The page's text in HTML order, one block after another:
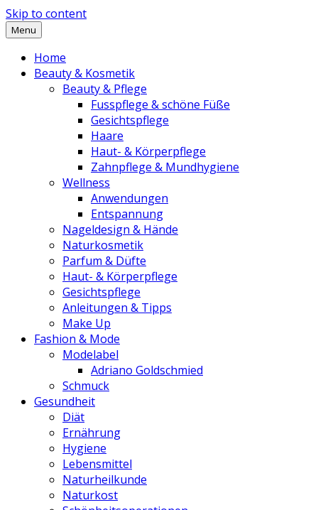
Skip to content
Menu
Home
Beauty & Kosmetik
Beauty & Pflege
Fusspflege & schöne Füße
Gesichtspflege
Haare
Haut- & Körperpflege
Zahnpflege & Mundhygiene
Wellness
Anwendungen
Entspannung
Nageldesign & Hände
Naturkosmetik
Parfum & Düfte
Haut- & Körperpflege
Gesichtspflege
Anleitungen & Tipps
Make Up
Fashion & Mode
Modelabel
Adriano Goldschmied
Schmuck
Gesundheit
Diät
Ernährung
Hygiene
Lebensmittel
Naturheilkunde
Naturkost